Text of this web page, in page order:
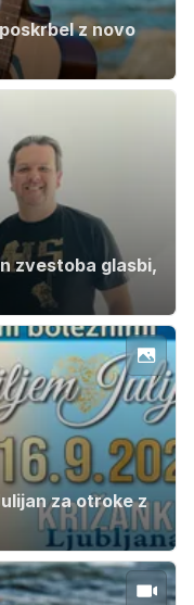
z novo
zvestoba glasbi,
za otroke z